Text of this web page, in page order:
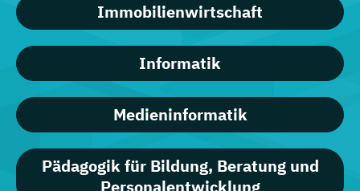
Immobilienwirtschaft
Informatik
Medieninformatik
Pädagogik für Bildung, Beratung und